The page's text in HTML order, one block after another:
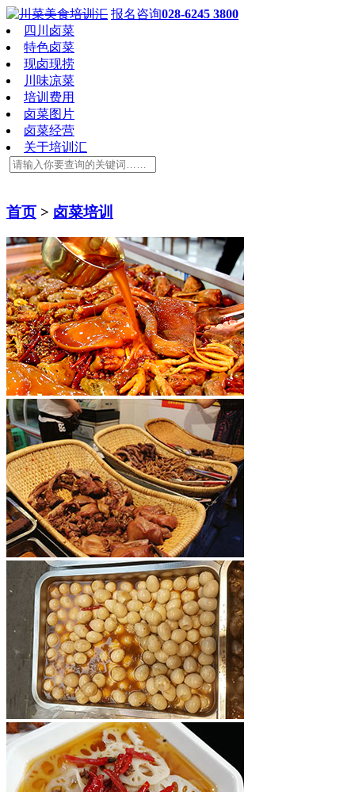
报名咨询028-6245 3800
四川卤菜
特色卤菜
现卤现捞
川味凉菜
培训费用
卤菜图片
卤菜经营
关于培训汇
首页 > 卤菜培训